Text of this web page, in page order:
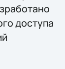
доступа